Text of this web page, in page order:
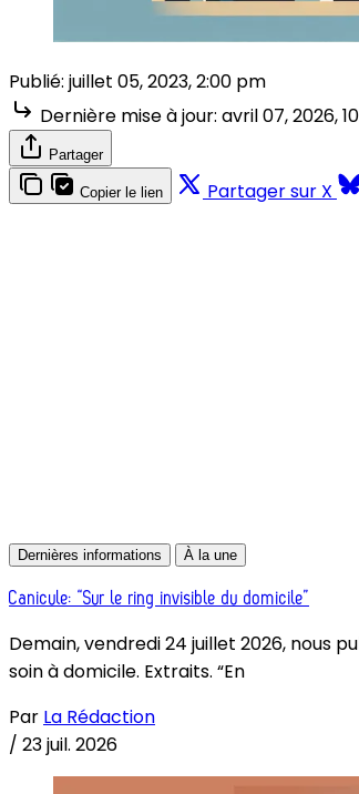
Publié: juillet 05, 2023, 2:00 pm
Dernière mise à jour: avril 07, 2026,
Partager
Copier le lien Partager sur X
Dernières informations À la une
Canicule: “Sur le ring invisible du domicile”
Demain, vendredi 24 juillet 2026, nous
soin à domicile. Extraits. “En
Par La Rédaction
/ 23 juil. 2026